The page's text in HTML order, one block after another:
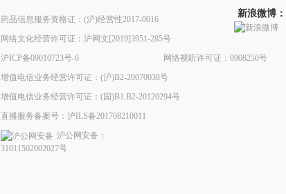
药品信息服务资格证：(沪)经营性2017-0016
网络文化经营许可证：沪网文[2019]3951-285号
沪ICP备09010723号-6
网络视听许可证：0908250号
增值电信业务经营许可证：(沪)B2-20070038号
增值电信业务经营许可证：(国)B1.B2-20120294号
直播服务备案号：沪ILS备201708210011
沪公网安备：
31011502002027号
新浪微博：